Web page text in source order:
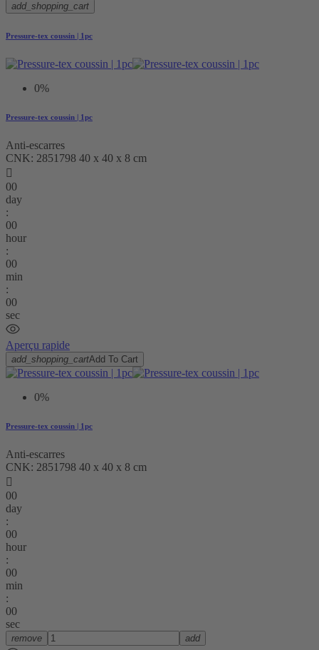
add_shopping_cart
Pressure-tex coussin | 1pc
0%
Pressure-tex coussin | 1pc
Anti-escarres
CNK: 2851798 40 x 40 x 8 cm

00
day
:
00
hour
:
00
min
:
00
sec
Aperçu rapide
add_shopping_cartAdd To Cart
0%
Pressure-tex coussin | 1pc
Anti-escarres
CNK: 2851798 40 x 40 x 8 cm

00
day
:
00
hour
:
00
min
:
00
sec
remove add